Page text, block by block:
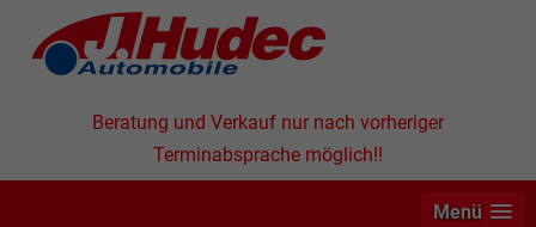
Beratung und Verkauf nur nach vorheriger
Terminabsprache möglich!!
Menü